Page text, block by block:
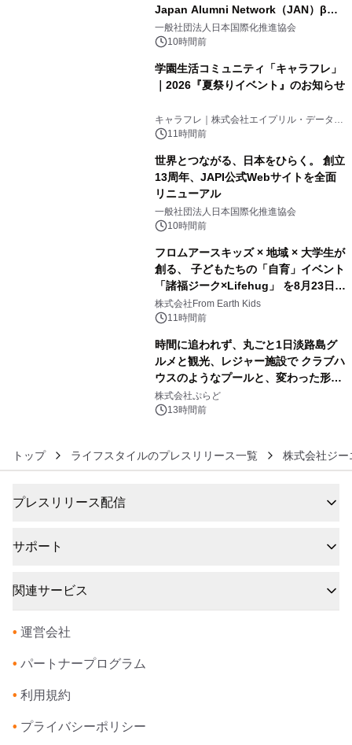
Japan Alumni Network（JAN）β版
をリリース
一般社団法人日本国際化推進協会
10時間前
学園生活コミュニティ「キャラフレ」
｜2026『夏祭りイベント』のお知らせ
キャラフレ｜株式会社エイプリル・データ・
デザインズ
11時間前
世界とつながる、日本をひらく。 創立
13周年、JAPI公式Webサイトを全面
リニューアル
一般社団法人日本国際化推進協会
10時間前
フロムアースキッズ × 地域 × 大学生が
創る、 子どもたちの「自育」イベント
「諸福ジーク×Lifehug」 を8月23日
(日)開催
株式会社From Earth Kids
11時間前
時間に追われず、丸ごと1日淡路島グ
ルメと観光、レジャー施設で クラブハ
ウスのようなプールと、変わった形の
サウナも 「THE BOXY AWAJI」のお
得な素泊まり連泊プランで
株式会社ぷらど
13時間前
トップ ライフスタイルのプレスリリース一覧 株式会社ジー
プレスリリース配信
サポート
関連サービス
• 運営会社
• パートナープログラム
• 利用規約
• プライバシーポリシー